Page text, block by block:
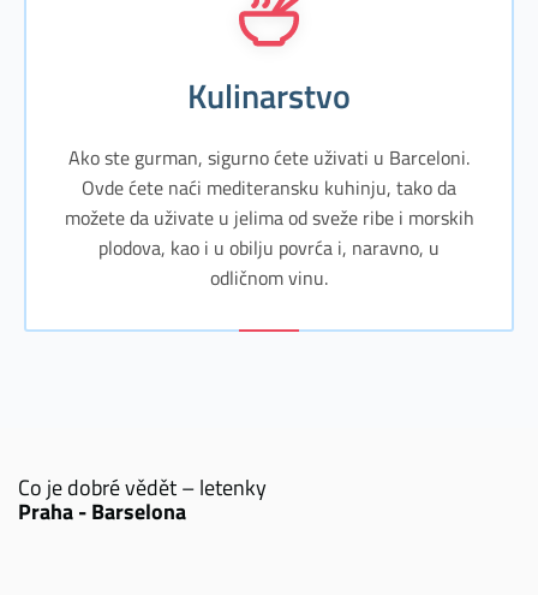
Kulinarstvo
Ako ste gurman, sigurno ćete uživati u Barceloni.
Ovde ćete naći mediteransku kuhinju, tako da
možete da uživate u jelima od sveže ribe i morskih
plodova, kao i u obilju povrća i, naravno, u
odličnom vinu.
Co je dobré vědět – letenky
Praha - Barselona